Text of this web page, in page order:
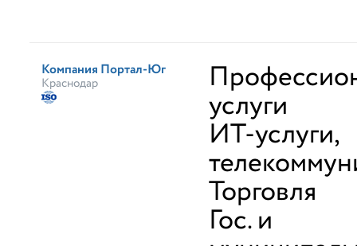
Компания Портал-Юг
Краснодар
услуги
ИТ-услуги,
Торговля
Гос. и